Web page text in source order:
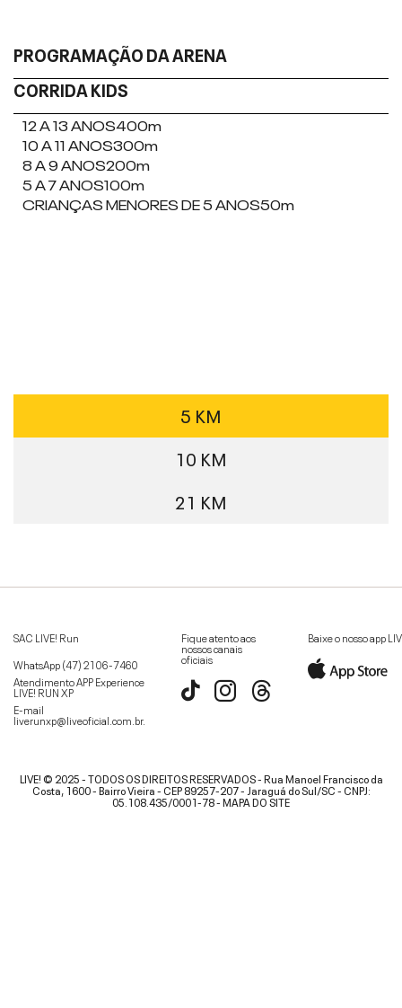
PROGRAMAÇÃO DA ARENA
CORRIDA KIDS
12 A 13 ANOS400m
10 A 11 ANOS300m
8 A 9 ANOS200m
5 A 7 ANOS100m
CRIANÇAS MENORES DE 5 ANOS50m
5 KM
10 KM
21 KM
SAC LIVE! Run
WhatsApp(47) 2106-7460
Atendimento APP Experience
LIVE! RUN XP
E-mail
liverunxp@liveoficial.com.br.
Fique atento aos
nossos canais
oficiais
Baixe o nosso app
LIVE! © 2025 - TODOS OS DIREITOS RESERVADOS - Rua Manoel Francisco da
Costa, 1600 - Bairro Vieira - CEP 89257-207 - Jaraguá do Sul/SC - CNPJ:
05.108.435/0001-78 -MAPA DO SITE